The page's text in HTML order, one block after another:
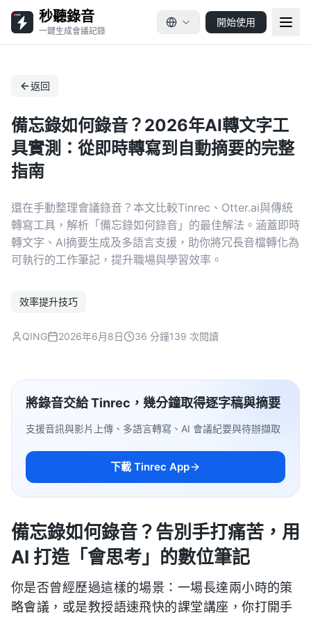
秒聽錄音
一鍵生成會議記錄
開始使用
返回
備忘錄如何錄音？2026年AI轉文字工
具實測：從即時轉寫到自動摘要的完整
指南
還在手動整理會議錄音？本文比較Tinrec、Otter.ai與傳統
轉寫工具，解析「備忘錄如何錄音」的最佳解法。涵蓋即時
轉文字、AI摘要生成及多語言支援，助你將冗長音檔轉化為
可執行的工作筆記，提升職場與學習效率。
效率提升技巧
QING 2026年6月8日 36 分鐘139 次閱讀
將錄音交給 Tinrec，幾分鐘取得逐字稿與摘要
支援音訊與影片上傳、多語言轉寫、AI 會議紀要與待辦擷取
下載 Tinrec App
備忘錄如何錄音？告別手打痛苦，用
AI 打造「會思考」的數位筆記
你是否曾經歷過這樣的場景：一場長達兩小時的策
略會議，或是教授語速飛快的課堂講座，你打開手